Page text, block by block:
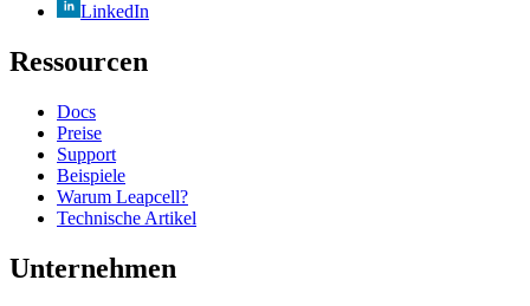
LinkedIn
Ressourcen
Docs
Preise
Support
Beispiele
Warum Leapcell?
Technische Artikel
Unternehmen